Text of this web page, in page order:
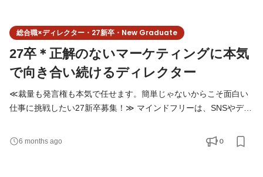
総合職×ディレクター・27新卒・New Graduate
27卒＊正解のないマーケティングに本気
で向き合い続けるディレクター
≪裁量も発言権も本気で任せます。簡単じゃないからこそ面白い
仕事に挑戦したい27新卒募集！≫ マインドフリーは、SNSやデジ
た課題を解決する会社です。 決まった正解をなぞる仕事ではな
く、 毎回、課題に合わせて最適なやり方を考えることを大切にし
6 months ago 0